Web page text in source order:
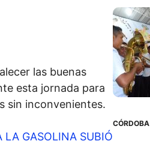
las buenas
esta jornada para
sin inconvenientes.
LA GASOLINA SUBIÓ
CÓRDOBA